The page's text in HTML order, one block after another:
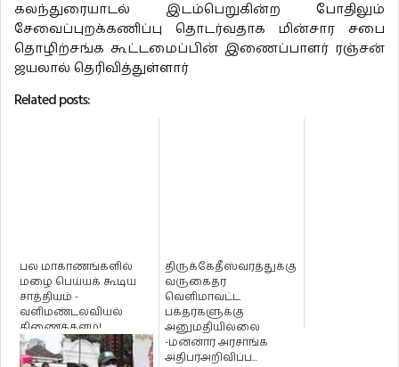
கலந்துரையாடல் இடம்பெறுகின்ற போதிலும்
சேவைப்புறக்கணிப்பு தொடர்வதாக மின்சார சபை
தொழிற்சங்க கூட்டமைப்பின் இணைப்பாளர் ரஞ்சன்
ஜயலால் தெரிவித்துள்ளார்
Related posts:
பல மாகாணங்களில்
மழை பெய்யக் கூடிய
சாத்தியம் -
வளிமண்டலவியல்
திணைக்களம்!
திருக்கேதீஸ்வரத்துக்கு
வருகைதர
வெளிமாவட்ட
பக்தர்களுக்கு
அனுமதியில்லை
-மன்னார் அரசாங்க
அதிபர்அறிவிப்ப...